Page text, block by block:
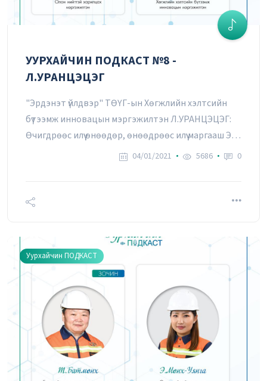
УУРХАЙЧИН ПОДКАСТ №8 -
Л.УРАНЦЭЦЭГ
"Эрдэнэт үйлдвэр" ТӨҮГ-ын Хөгжлийн хэлтсийн
бүтээмж инновацын мэргэжилтэн Л.УРАНЦЭЦЭГ:
Өчигдрөөс илүү өнөөдөр, өнөөдрөөс илүү маргааш Энэ
04/01/2021 5686 0
Уурхайчин ПОДКАСТ